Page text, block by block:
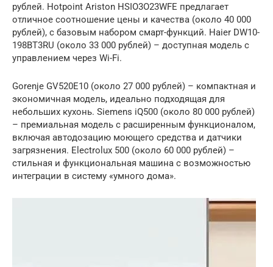
рублей. Hotpoint Ariston HSIO3O23WFE предлагает
отличное соотношение цены и качества (около 40 000
рублей), с базовым набором смарт-функций. Haier DW10-
198BT3RU (около 33 000 рублей) – доступная модель с
управлением через Wi-Fi.
Gorenje GV520E10 (около 27 000 рублей) – компактная и
экономичная модель, идеально подходящая для
небольших кухонь. Siemens iQ500 (около 80 000 рублей)
– премиальная модель с расширенным функционалом,
включая автодозацию моющего средства и датчики
загрязнения. Electrolux 500 (около 60 000 рублей) –
стильная и функциональная машина с возможностью
интеграции в систему «умного дома».